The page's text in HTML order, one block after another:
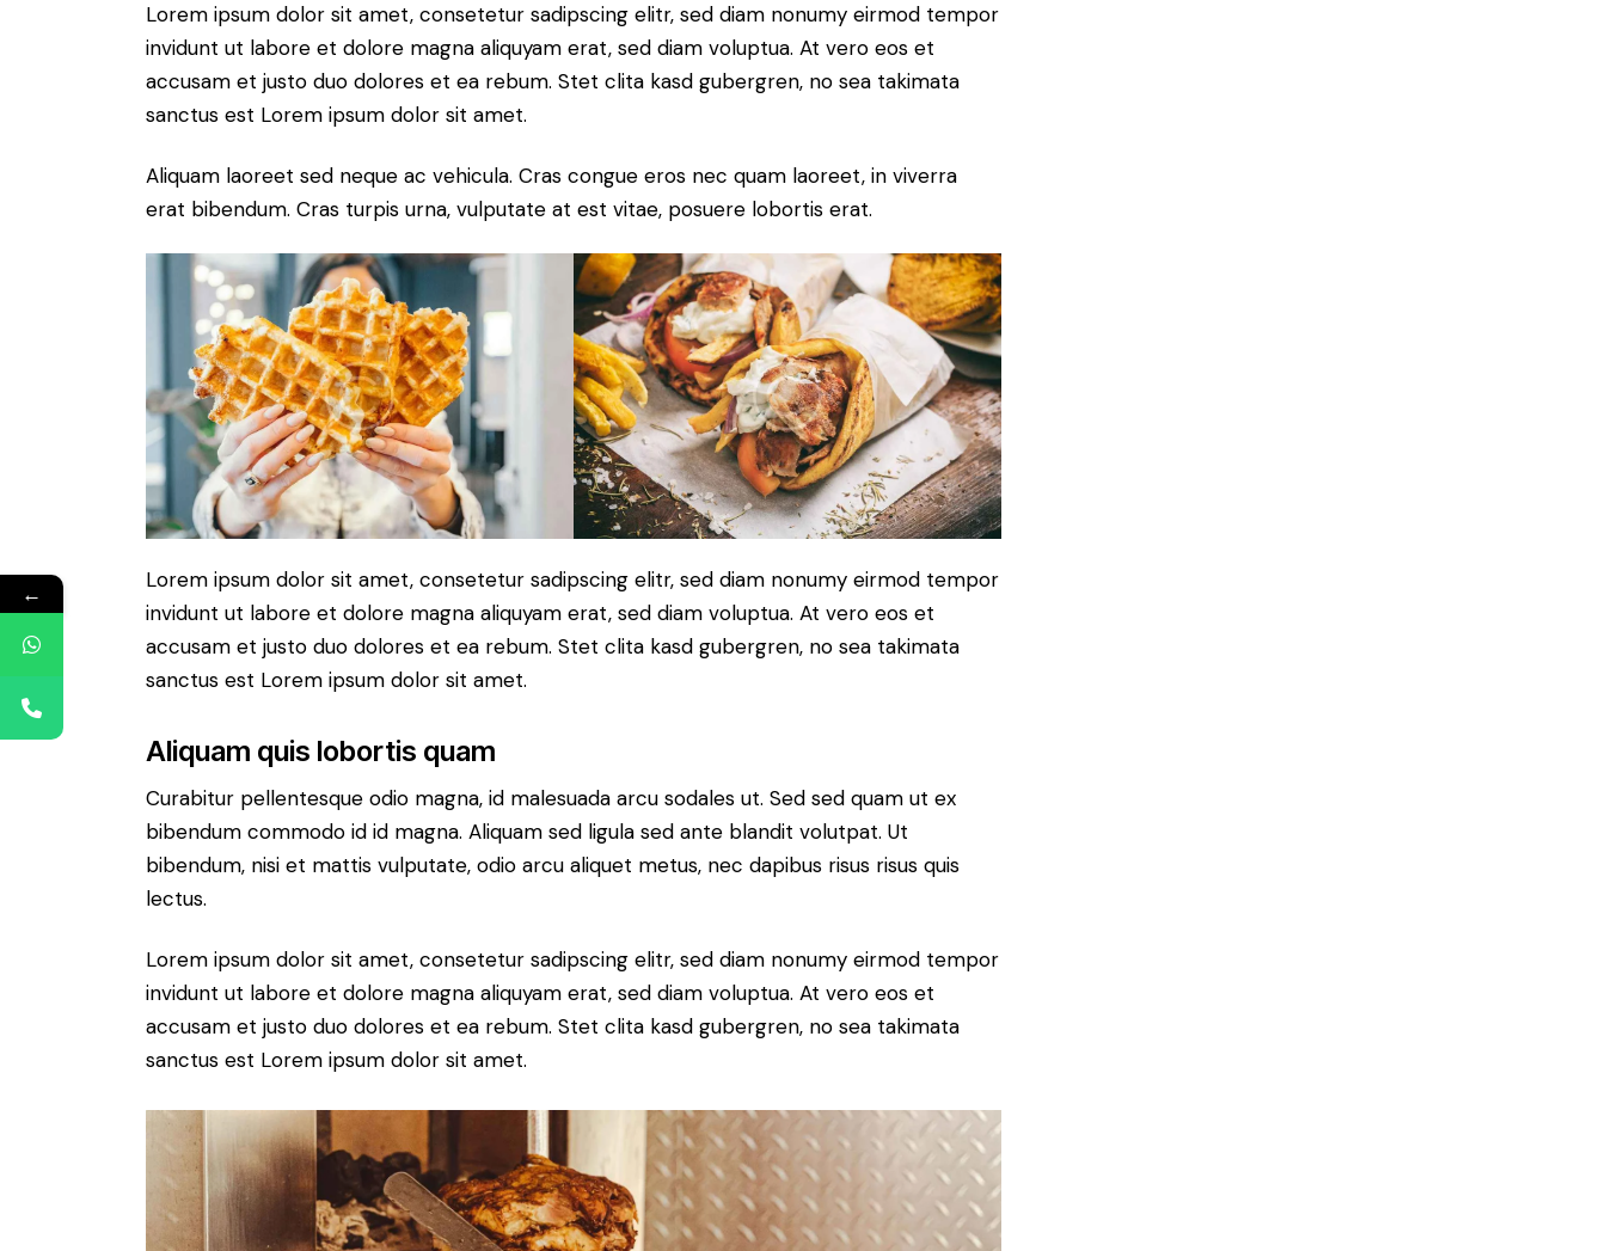
Lorem ipsum dolor sit amet, consetetur sadipscing elitr, sed diam nonumy eirmod tempor
invidunt ut labore et dolore magna aliquyam erat, sed diam voluptua. At vero eos et
accusam et justo duo dolores et ea rebum. Stet clita kasd gubergren, no sea takimata
sanctus est Lorem ipsum dolor sit amet.
Aliquam laoreet sed neque ac vehicula. Cras congue eros nec quam laoreet, in viverra
erat bibendum. Cras turpis urna, vulputate at est vitae, posuere lobortis erat.
Lorem ipsum dolor sit amet, consetetur sadipscing elitr, sed diam nonumy eirmod tempor
invidunt ut labore et dolore magna aliquyam erat, sed diam voluptua. At vero eos et
accusam et justo duo dolores et ea rebum. Stet clita kasd gubergren, no sea takimata
sanctus est Lorem ipsum dolor sit amet.
Aliquam quis lobortis quam
Curabitur pellentesque odio magna, id malesuada arcu sodales ut. Sed sed quam ut ex
bibendum commodo id id magna. Aliquam sed ligula sed ante blandit volutpat. Ut
bibendum, nisi et mattis vulputate, odio arcu aliquet metus, nec dapibus risus risus quis
lectus.
Lorem ipsum dolor sit amet, consetetur sadipscing elitr, sed diam nonumy eirmod tempor
invidunt ut labore et dolore magna aliquyam erat, sed diam voluptua. At vero eos et
accusam et justo duo dolores et ea rebum. Stet clita kasd gubergren, no sea takimata
sanctus est Lorem ipsum dolor sit amet.
←